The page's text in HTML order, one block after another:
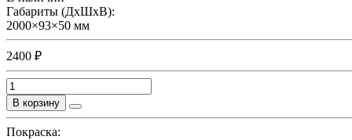
Габариты (ДхШхВ):
2000×93×50 мм
2400 ₽
В корзину
Покраска: